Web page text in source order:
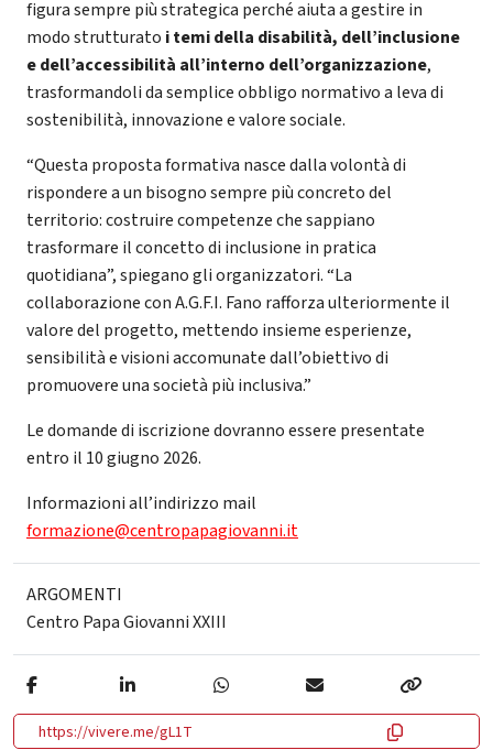
figura sempre più strategica perché aiuta a gestire in
modo strutturato i temi della disabilità, dell’inclusione
e dell’accessibilità all’interno dell’organizzazione,
trasformandoli da semplice obbligo normativo a leva di
sostenibilità, innovazione e valore sociale.
“Questa proposta formativa nasce dalla volontà di
rispondere a un bisogno sempre più concreto del
territorio: costruire competenze che sappiano
trasformare il concetto di inclusione in pratica
quotidiana”, spiegano gli organizzatori. “La
collaborazione con A.G.F.I. Fano rafforza ulteriormente il
valore del progetto, mettendo insieme esperienze,
sensibilità e visioni accomunate dall’obiettivo di
promuovere una società più inclusiva.”
Le domande di iscrizione dovranno essere presentate
entro il 10 giugno 2026.
Informazioni all’indirizzo mail
formazione@centropapagiovanni.it
ARGOMENTI
Centro Papa Giovanni XXIII
https://vivere.me/gL1T